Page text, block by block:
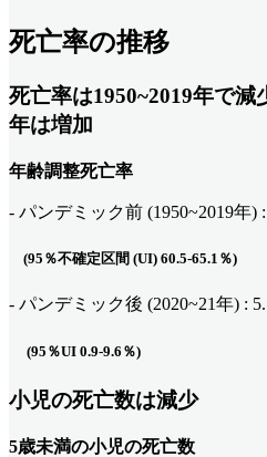
死亡率の推移
死亡率は1950~2019年で減
年は増加
年齢調整死亡率
- パンデミック前 (1950~2019年)
(95％不確定区間 (UI) 60.5-65.1％)
- パンデミック後 (2020~21年) :
(95％UI 0.9-9.6％)
小児の死亡数は減少
5歳未満の小児の死亡数